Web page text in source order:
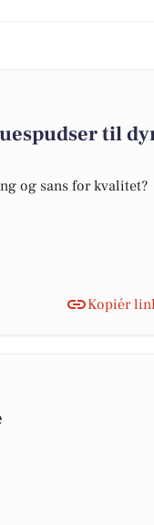
til
og sans for kvalitet?
Kopiér